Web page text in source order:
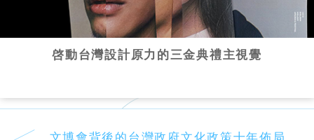
啓動台灣設計原力的三金典禮主視覺
文博會背後的台灣政府文化政策十年佈局